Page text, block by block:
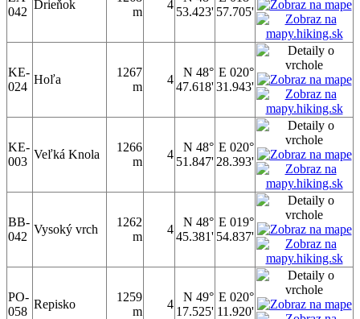
042
Drieňok
m
4
53.423' 57.705'
KE-
024
Hoľa
1267
m
4
N 48°
47.618'
E 020°
31.943'
KE-
003
Veľká Knola
1266
m
4
N 48°
51.847'
E 020°
28.393'
BB-
042
Vysoký vrch
1262
m
4
N 48°
45.381'
E 019°
54.837'
PO-
058
Repisko
1259
m
4
N 49°
17.525'
E 020°
11.920'